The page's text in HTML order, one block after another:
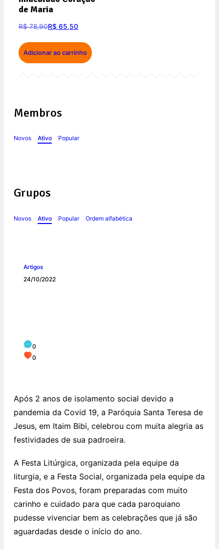
de Maria
R$78,90R$ 65,50
Adicionar ao carrinho
Membros
Novos Ativo Popular
Grupos
Novos Ativo Popular Ordem alfabética
Artigos
24/10/2022
0
0
Após 2 anos de isolamento social devido a
pandemia da Covid 19, a Paróquia Santa Teresa de
Jesus, em Itaim Bibi, celebrou com muita alegria as
festividades de sua padroeira.
A Festa Litúrgica, organizada pela equipe da
liturgia, e a Festa Social, organizada pela equipe da
Festa dos Povos, foram preparadas com muito
carinho e cuidado para que cada paroquiano
pudesse vivenciar bem as celebrações que já são
aguardadas desde o início do ano.